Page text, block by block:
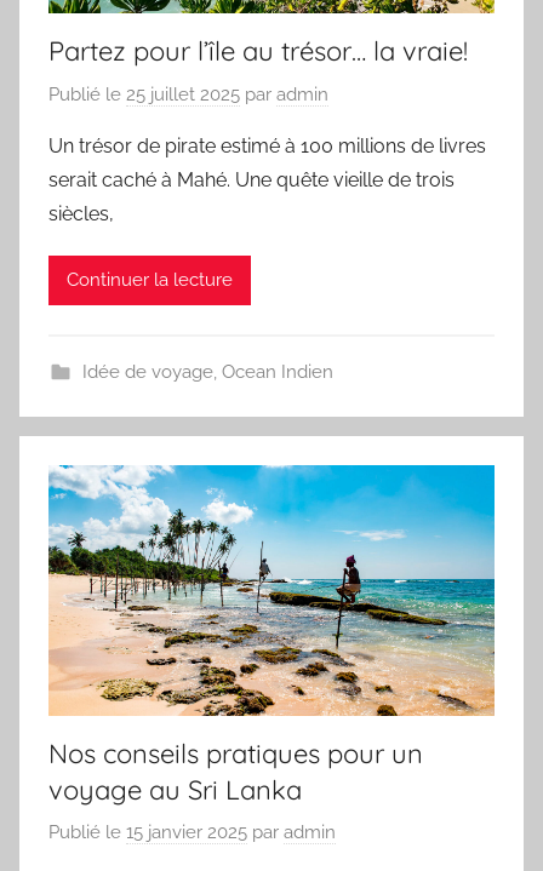
Partez pour l’île au trésor… la vraie!
Publié le 25 juillet 2025 par admin
Un trésor de pirate estimé à 100 millions de livres
serait caché à Mahé. Une quête vieille de trois
siècles,
Continuer la lecture
Idée de voyage, Ocean Indien
Nos conseils pratiques pour un
voyage au Sri Lanka
Publié le 15 janvier 2025 par admin